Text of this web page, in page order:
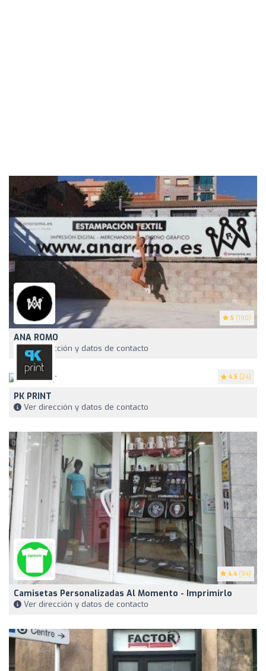
5 (190)
ANA ROMO
Ver dirección y datos de contacto
4.5 (24)
PK PRINT
Ver dirección y datos de contacto
4.4 (94)
Camisetas Personalizadas Al Momento - Imprimirlo
Ver dirección y datos de contacto